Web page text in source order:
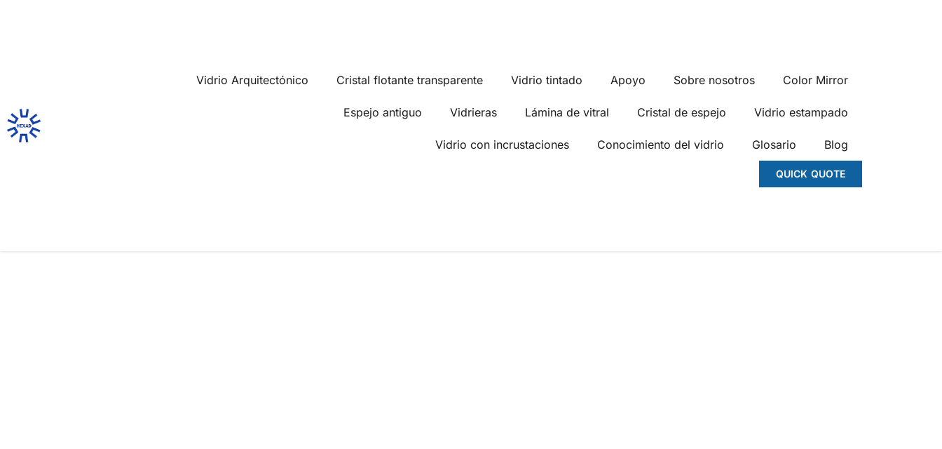
Vidrio Arquitectónico Cristal flotante transparente Vidrio tintado Apoyo Sobre nosotros Color Mirror
Espejo antiguo Vidrieras Lámina de vitral Cristal de espejo Vidrio estampado
Vidrio con incrustaciones Conocimiento del vidrio Glosario Blog
QUICK QUOTE